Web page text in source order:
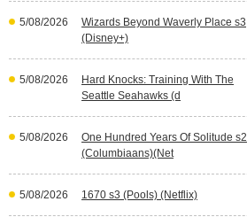
5/08/2026
Wizards Beyond Waverly Place s3
(Disney+)
5/08/2026
Hard Knocks: Training With The
Seattle Seahawks (d
5/08/2026
One Hundred Years Of Solitude s2
(Columbiaans)(Net
5/08/2026 1670 s3 (Pools) (Netflix)